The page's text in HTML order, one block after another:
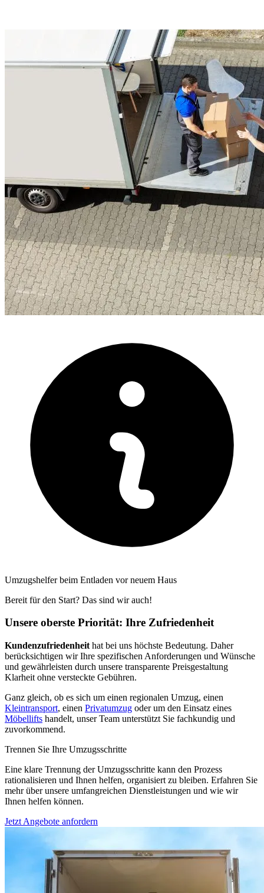
Umzugshelfer beim Entladen vor neuem Haus
Bereit für den Start? Das sind wir auch!
Unsere oberste Priorität: Ihre Zufriedenheit
Kundenzufriedenheit hat bei uns höchste Bedeutung. Daher
berücksichtigen wir Ihre spezifischen Anforderungen und Wünsche
und gewährleisten durch unsere transparente Preisgestaltung
Klarheit ohne versteckte Gebühren.
Ganz gleich, ob es sich um einen regionalen Umzug, einen
Kleintransport, einen Privatumzug oder um den Einsatz eines
Möbellifts handelt, unser Team unterstützt Sie fachkundig und
zuvorkommend.
Trennen Sie Ihre Umzugsschritte
Eine klare Trennung der Umzugsschritte kann den Prozess
rationalisieren und Ihnen helfen, organisiert zu bleiben. Erfahren Sie
mehr über unsere umfangreichen Dienstleistungen und wie wir
Ihnen helfen können.
Jetzt Angebote anfordern